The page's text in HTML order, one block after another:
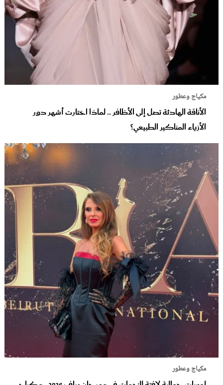
مكياج وعطور
الأناقة الهادئة تصل إلى الأظافر .. لماذا اختارت أشهر دور
الأزياء المناكير الطبيعي؟
مكياج وعطور